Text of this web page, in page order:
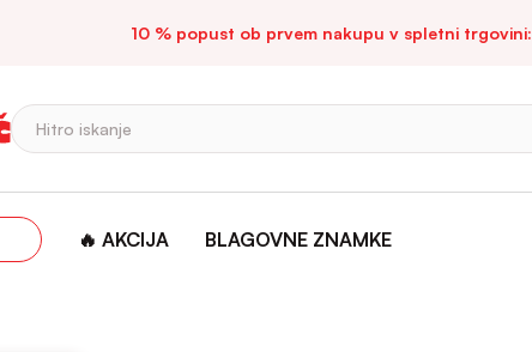
10 % popust ob prvem nakupu v spletni trgovini:
Hitro iskanje
🔥 AKCIJA BLAGOVNE ZNAMKE